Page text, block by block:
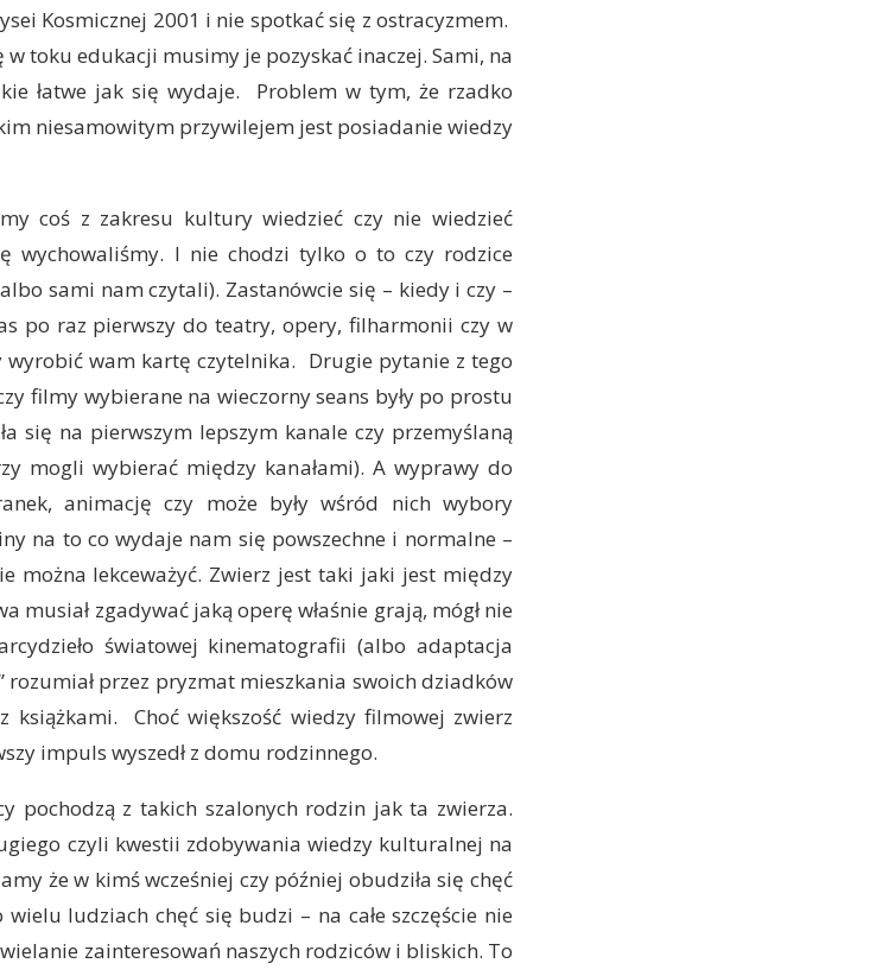
Kosmicznej 2001 i nie spotkać się z ostracyzmem.
toku edukacji musimy je pozyskać inaczej. Sami, na
łatwe jak się wydaje. Problem w tym, że rzadko
niesamowitym przywilejem jest posiadanie wiedzy
coś z zakresu kultury wiedzieć czy nie wiedzieć
wychowaliśmy. I nie chodzi tylko o to czy rodzice
sami nam czytali). Zastanówcie się – kiedy i czy –
po raz pierwszy do teatry, opery, filharmonii czy w
wam kartę czytelnika. Drugie pytanie z tego
filmy wybierane na wieczorny seans były po prostu
się na pierwszym lepszym kanale czy przemyślaną
mogli wybierać między kanałami). A wyprawy do
animację czy może były wśród nich wybory
na to co wydaje nam się powszechne i normalne –
można lekceważyć. Zwierz jest taki jaki jest między
musiał zgadywać jaką operę właśnie grają, mógł nie
światowej kinematografii (albo adaptacja
rozumiał przez pryzmat mieszkania swoich dziadków
książkami. Choć większość wiedzy filmowej zwierz
impuls wyszedł z domu rodzinnego.
pochodzą z takich szalonych rodzin jak ta zwierza.
czyli kwestii zdobywania wiedzy kulturalnej na
że w kimś wcześniej czy później obudziła się chęć
ludziach chęć się budzi – na całe szczęście nie
zainteresowań naszych rodziców i bliskich. To